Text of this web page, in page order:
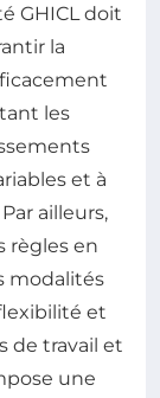
GHICL doit
la
les
et à
ailleurs,
règles en
modalités
et
de travail et
une